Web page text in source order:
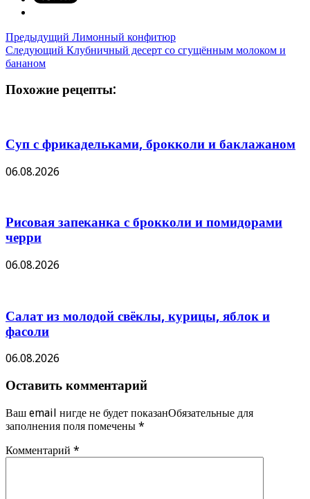
Предыдущий Лимонный конфитюр
Следующий Клубничный десерт со сгущённым молоком и
бананом
Похожие рецепты:
Суп с фрикадельками, брокколи и баклажаном
06.08.2026
Рисовая запеканка с брокколи и помидорами
черри
06.08.2026
Салат из молодой свёклы, курицы, яблок и
фасоли
06.08.2026
Оставить комментарий
Ваш email нигде не будет показанОбязательные для
заполнения поля помечены *
Комментарий *